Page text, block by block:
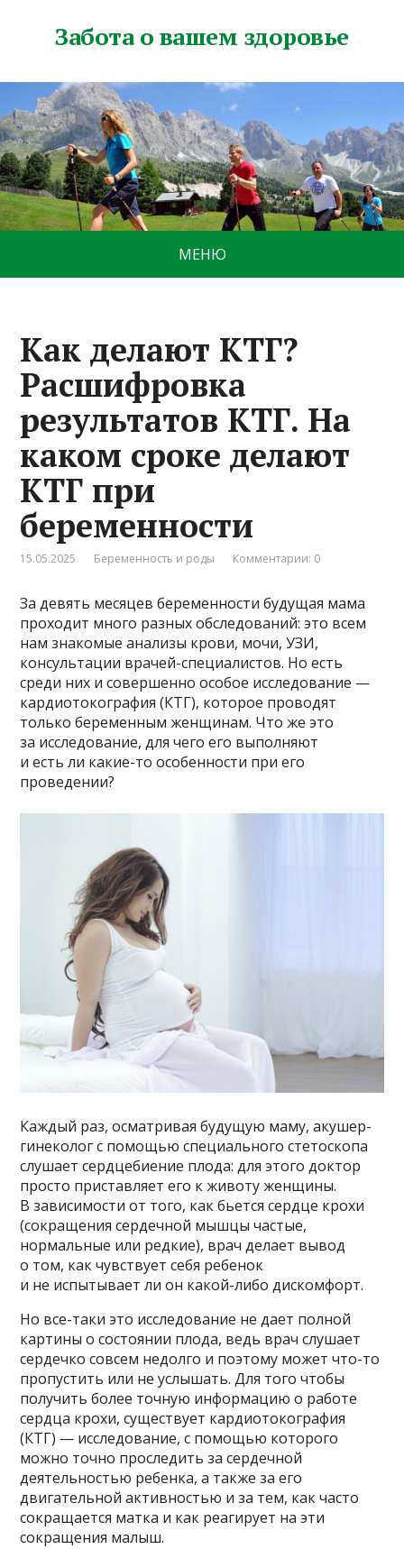
Забота о вашем здоровье
МЕНЮ
Как делают КТГ?
Расшифровка
результатов КТГ. На
каком сроке делают
КТГ при
беременности
15.05.2025 Беременность и роды Комментарии: 0
За девять месяцев беременности будущая мама
проходит много разных обследований: это всем
нам знакомые анализы крови, мочи, УЗИ,
консультации врачей-специалистов. Но есть
среди них и совершенно особое исследование —
кардиотокография (КТГ), которое проводят
только беременным женщинам. Что же это
за исследование, для чего его выполняют
и есть ли какие-то особенности при его
проведении?
Каждый раз, осматривая будущую маму, акушер-
гинеколог с помощью специального стетоскопа
слушает сердцебиение плода: для этого доктор
просто приставляет его к животу женщины.
В зависимости от того, как бьется сердце крохи
(сокращения сердечной мышцы частые,
нормальные или редкие), врач делает вывод
о том, как чувствует себя ребенок
и не испытывает ли он какой-либо дискомфорт.
Но все-таки это исследование не дает полной
картины о состоянии плода, ведь врач слушает
сердечко совсем недолго и поэтому может что-то
пропустить или не услышать. Для того чтобы
получить более точную информацию о работе
сердца крохи, существует кардиотокография
(КТГ) — исследование, с помощью которого
можно точно проследить за сердечной
деятельностью ребенка, а также за его
двигательной активностью и за тем, как часто
сокращается матка и как реагирует на эти
сокращения малыш.